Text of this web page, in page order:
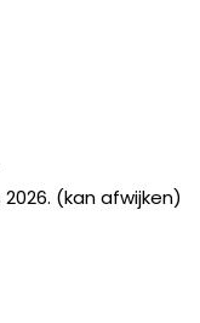
(kan afwijken)